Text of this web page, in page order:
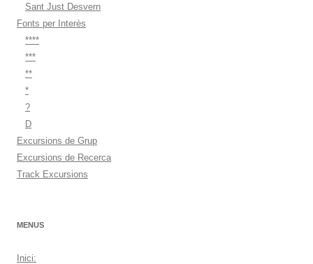
Sant Just Desvern
Fonts per Interès
****
***
**
*
?
D
Excursions de Grup
Excursions de Recerca
Track Excursions
MENUS
Inici: